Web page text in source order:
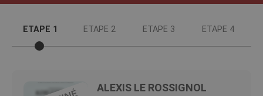
ETAPE 1 ETAPE 2 ETAPE 3 ETAPE 4
ALEXIS LE ROSSIGNOL